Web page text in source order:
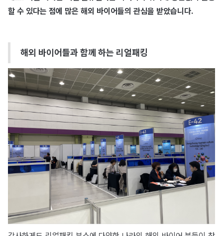
할 수 있다는 점에 많은 해외 바이어들의 관심을 받았습니다.
해외 바이어들과 함께 하는 리얼패킹